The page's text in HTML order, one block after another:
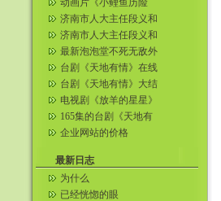
动画片《小鲤鱼历险
记》全集在线观看( 1—
52全集...
济南市人大主任段义和
炸死情妇刘玲生前照片
济南市人大主任段义和
炸死情妇刘玲 济南爆炸
案女现场...
最新泡泡堂不死无敌外
挂
台剧《天地有情》在线
看!!连载中——男孩搜集
整理
台剧《天地有情》大结
局～从台湾网上找到滴
电视剧《放羊的星星》
第20集在线观看
165集的台剧《天地有
情》相关照片（更新五
企业网站的价格
最新日志
为什么
已经恍惚的眼